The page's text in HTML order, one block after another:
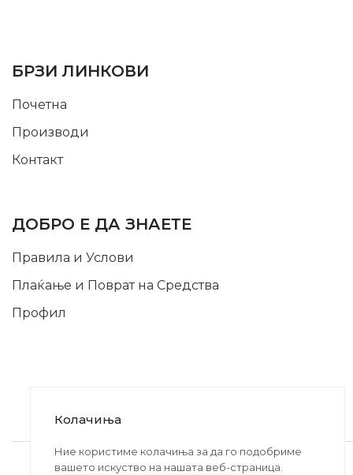
БРЗИ ЛИНКОВИ
Почетна
Производи
Контакт
ДОБРО Е ДА ЗНАЕТЕ
Правила и Услови
Плаќање и Поврат на Средства
Профил
2020-2024 © MB DISKONT. Изработено од
БРАМИТ ДООЕЛ
Колачиња
Ние користиме колачиња за да го подобриме
вашето искуство на нашата веб-страница.